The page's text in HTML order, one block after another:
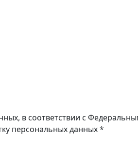
в соответствии с
персональных данных*